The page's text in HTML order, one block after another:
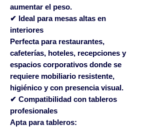
aumentar el peso.
✔ Ideal para mesas altas en
interiores
Perfecta para restaurantes,
cafeterías, hoteles, recepciones y
espacios corporativos donde se
requiere mobiliario resistente,
higiénico y con presencia visual.
✔ Compatibilidad con tableros
profesionales
Apta para tableros: